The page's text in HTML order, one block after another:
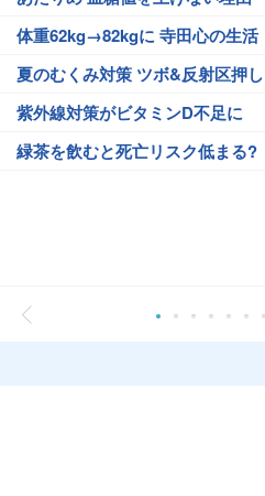
体重62kg→82kgに 寺田心の生活
夏のむくみ対策 ツボ&反射区押し
紫外線対策がビタミンD不足に
緑茶を飲むと死亡リスク低まる?